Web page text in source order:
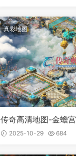
真彩地图
传奇高清地图-金蟾宫
2025-10-29 684